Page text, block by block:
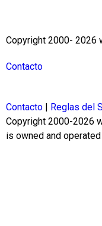
Copyright 2000- 2026
Contacto
Contacto Reglas del
Copyright 2000-2026
is owned and